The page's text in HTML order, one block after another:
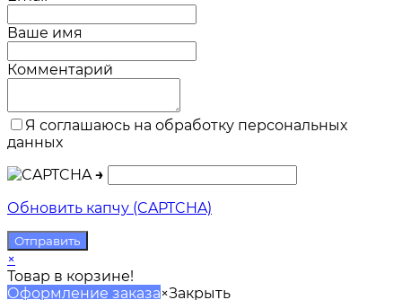
Ваше имя
Комментарий
Я соглашаюсь на обработку персональных
данных
→
Обновить капчу (CAPTCHA)
×
Товар в корзине!
Оформление заказа×Закрыть